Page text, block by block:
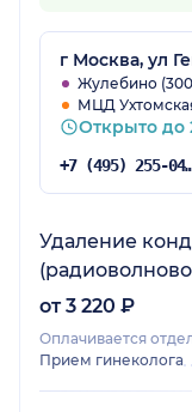
г Москва, ул
Жулебино
МЦД
Открыто до
+7 (495)
Удаление
от 3 220 ₽
Оплачивается
Прием гинеколога